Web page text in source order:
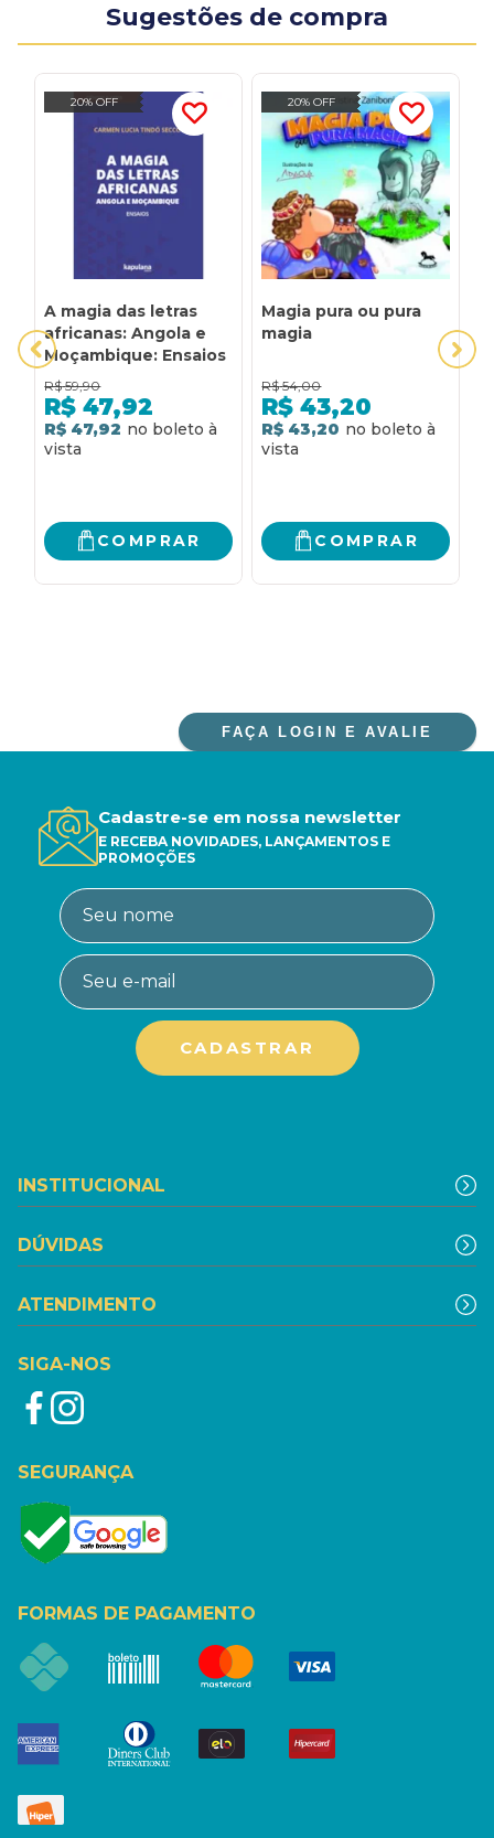
Sugestões de compra
20% OFF
A magia das letras
africanas: Angola e
Moçambique: Ensaios
R$ 59,90
R$ 47,92
R$ 47,92
COMPRAR
20% OFF
Magia pura ou pura
magia
R$ 54,00
R$ 43,20
R$ 43,20
COMPRAR
FAÇA LOGIN E AVALIE
Cadastre-se em nossa newsletter
E RECEBA NOVIDADES, LANÇAMENTOS E
PROMOÇÕES
INSTITUCIONAL
DÚVIDAS
ATENDIMENTO
SIGA-NOS
SEGURANÇA
FORMAS DE PAGAMENTO